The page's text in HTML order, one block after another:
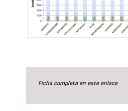
Ficha completa en este enlace